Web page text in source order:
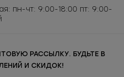
пн-чт: 9:00-18:00 пт: 9:00-
РАССЫЛКУ. БУДЬТЕ В
И СКИДОК!